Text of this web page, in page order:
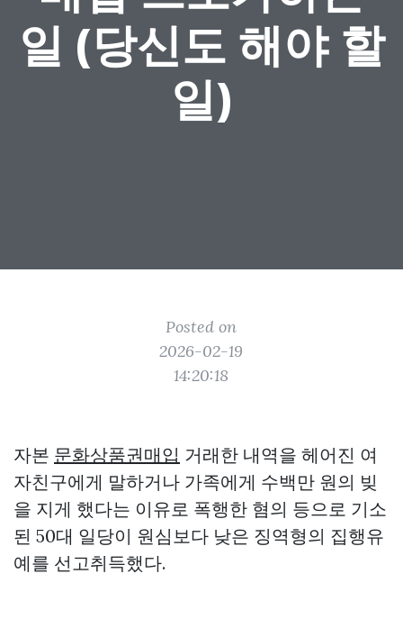
일 (당신도 해야 할
일)
Posted on
2026-02-19
14:20:18
자본 문화상품권매입 거래한 내역을 헤어진 여
자친구에게 말하거나 가족에게 수백만 원의 빚
을 지게 했다는 이유로 폭행한 혐의 등으로 기소
된 50대 일당이 원심보다 낮은 징역형의 집행유
예를 선고취득했다.